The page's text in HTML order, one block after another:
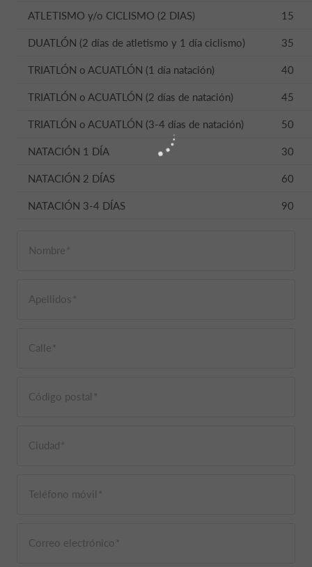
ATLETISMO y/o CICLISMO (2 DIAS) 15
DUATLÓN (2 días de atletismo y 1 día ciclismo) 35
TRIATLÓN o ACUATLÓN (1 día natación) 40
TRIATLÓN o ACUATLÓN (2 días de natación) 45
TRIATLÓN o ACUATLÓN (3-4 días de natación) 50
NATACIÓN 1 DÍA 30
NATACIÓN 2 DÍAS 60
NATACIÓN 3-4 DÍAS 90
Nombre
Apellidos
Calle
Código postal
Ciudad
Teléfono móvil
Correo electrónico